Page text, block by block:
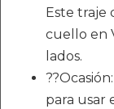
Este traje
cuello en
lados.
para usar